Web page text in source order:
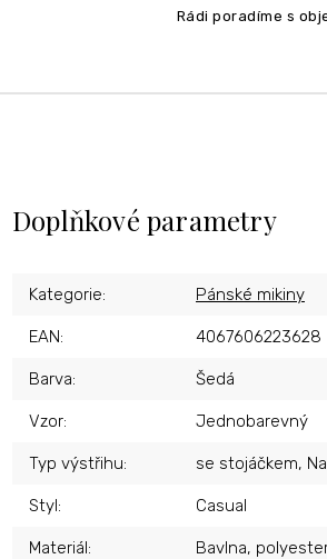
Rádi poradíme s
Doplňkové parametry
Kategorie: Pánské mikiny
EAN: 4067606223628
Barva: Šedá
Vzor: Jednobarevný
Typ výstřihu: se stojáčkem,
Styl: Casual
Materiál: Bavlna,